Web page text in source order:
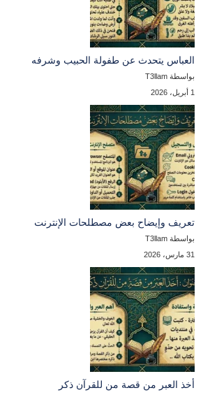
العباس يتحدث عن طفولة الحبيب وشرفه
بواسطة T3llam
1 أبريل، 2026
تعريف وإيضاح بعض مصطلحات الإنترنت
بواسطة T3llam
31 مارس، 2026
أخذ العبر من قصة من للقرآن ذكر